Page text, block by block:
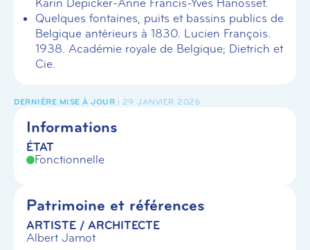
Karin Depicker-Anne Francis-Yves Hanosset.
Quelques fontaines, puits et bassins publics de
Belgique antérieurs à 1830. Lucien François.
1938. Académie royale de Belgique; Dietrich et
Cie.
29 JANVIER 2026
Informations
ÉTAT
Fonctionnelle
Patrimoine et références
ARTISTE / ARCHITECTE
Albert Jamot